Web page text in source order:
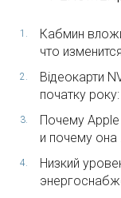
1.
Кабмин
что
2.
Відеокарти
початку року:
3.
Почему
и почему она
4.
Низкий